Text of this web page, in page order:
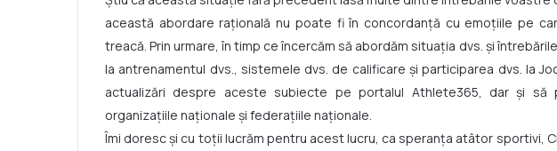
această abordare rațională nu poate fi în concordanță cu emoțiile pe
treacă. Prin urmare, în timp ce încercăm să abordăm situația dvs. și
la antrenamentul dvs., sistemele dvs. de calificare și participarea dvs. la
actualizări despre aceste subiecte pe portalul Athlete365, dar și
organizațiile naționale și federațiile naționale.
Îmi doresc și cu toții lucrăm pentru acest lucru, ca speranța atâtor sportivi,